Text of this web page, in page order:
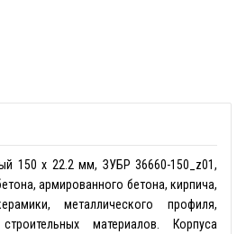
150 х 22.2 мм, ЗУБР 36660-150_z01,
армированного бетона, кирпича,
металлического профиля,
материалов. Корпуса